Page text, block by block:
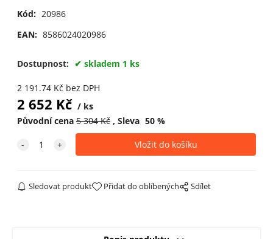
Kód: 20986
EAN: 8586024020986
Dostupnost: skladem 1 ks
2 191.74Kč bez DPH
2 652 Kč
ks
Původní cena 5 304Kč Sleva 50%
Sledovat produkt Přidat do oblíbených Sdílet